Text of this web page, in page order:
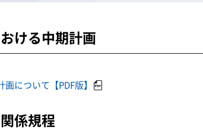
ける中期計画
について【PDF版】
係規程